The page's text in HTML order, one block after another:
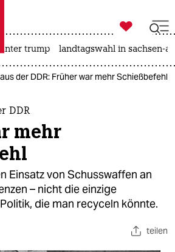
taz zahl ich
zahl ich

taz zahl ich
unter trump landtagswahl in sachsen-
der DDR: Früher war mehr Schießbefehl
DDR
mehr
Einsatz von Schusswaffen an
– nicht die einzige
die man recyceln könnte.
teilen